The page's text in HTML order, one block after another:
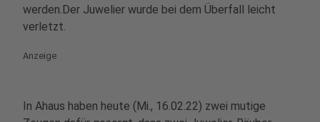
werden.Der Juwelier wurde bei dem Überfall leicht
verletzt.
Anzeige
In Ahaus haben heute (Mi., 16.02.22) zwei mutige